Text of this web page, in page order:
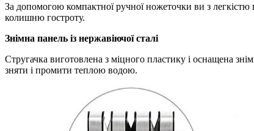
За допомогою компактної ручної ножеточки ви з
колишню гостроту.
Знімна панель із нержавіючої сталі
Стругачка виготовлена ​​з міцного пластику і оснащена
зняти і промити теплою водою.